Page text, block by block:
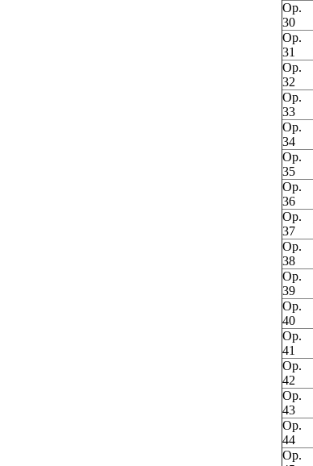
Op.
30
Op.
31
Op.
32
Op.
33
Op.
34
Op.
35
Op.
36
Op.
37
Op.
38
Op.
39
Op.
40
Op.
41
Op.
42
Op.
43
Op.
44
Op.